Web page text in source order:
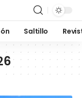
Saltillo